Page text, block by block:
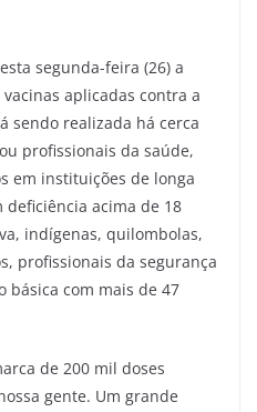
segunda-feira (26) a
aplicadas contra a
sendo realizada há cerca
profissionais da saúde,
em instituições de longa
deficiência acima de 18
indígenas, quilombolas,
profissionais da segurança
básica com mais de 47
de 200 mil doses
gente. Um grande